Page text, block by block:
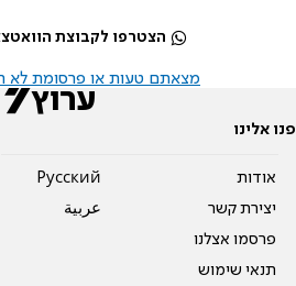
הצטרפו לקבוצת
מצאתם טעות או פרסומת לא
פנו אלינו
אודות
יצירת קשר
פרסמו אצלנו
תנאי שימוש
Pусский
عربية